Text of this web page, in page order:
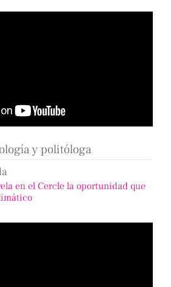
y politóloga
en el Cercle la oportunidad que